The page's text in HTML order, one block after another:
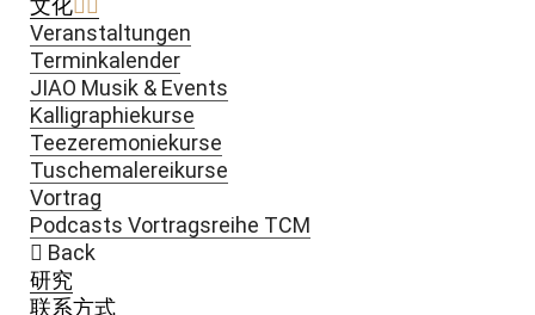
文化
Veranstaltungen
Terminkalender
JIAO Musik & Events
Kalligraphiekurse
Teezeremoniekurse
Tuschemalereikurse
Vortrag
Podcasts Vortragsreihe TCM
Back
研究
联系方式